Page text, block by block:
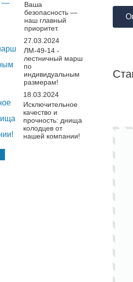
Ваша
безопасность —
наш главный
приоритет.
27.03.2024
ЛМ-49-14 -
лестничный марш
по
индивидуальным
размерам!
18.03.2024
Исключительное
качество и
прочность: днища
колодцев от
нашей компании!